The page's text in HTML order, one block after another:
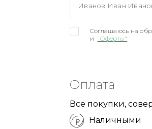
Соглашаюсь на
и "Оферты"
Оплата
Все покупки,
Наличными